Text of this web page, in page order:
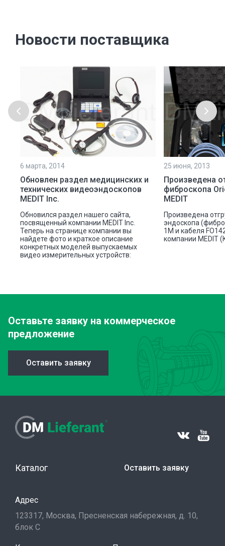
Новости поставщика
6 марта, 2014
Обновлен раздел медицинских и
технических видеоэндоскопов
MEDIT Inc.
Обновился раздел нашего сайта,
посвященный компании MEDIT Inc.
Теперь на странице компании вы
найдете фото и краткое описание
конкретных моделей выпускаемых
видео измерительных устройств:
25 июня, 2013
Произведена
фиброскопа
MEDIT
Произведена
эндоскопа
1M и кабеля
компании MEDIT
Оставьте заявку на коммерческое
предложение
Оставить заявку
Каталог Оставить заявку
Адрес
123317, Москва, Пресненская набережная, д. 10,
блок С